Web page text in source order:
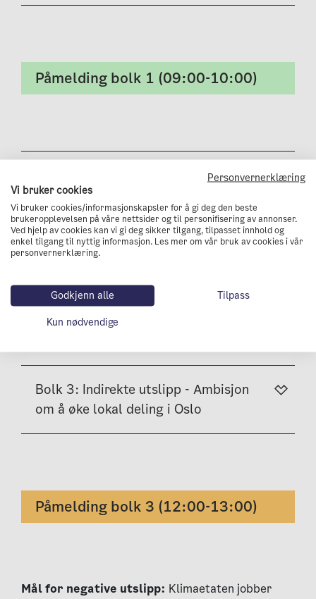
Påmelding bolk 1 (09:00-10:00)
Bolk 2: Klimatilpasning av bygg og
infrastruktur
Påmelding bolk 2 (10:30-11:30)
Bolk 3: Indirekte utslipp - Ambisjon
om å øke lokal deling i Oslo
Påmelding bolk 3 (12:00-13:00)
Mål for negative utslipp: Klimaetaten jobber
Personvernerklæring
Vi bruker cookies
Vi bruker cookies/informasjonskapsler for å gi deg den beste
brukeropplevelsen på våre nettsider og til personifisering av annonser.
Ved hjelp av cookies kan vi gi deg sikker tilgang, tilpasset innhold og
enkel tilgang til nyttig informasjon. Les mer om vår bruk av cookies i vår
personvernerklæring.
Godkjenn alle
Tilpass
Kun nødvendige